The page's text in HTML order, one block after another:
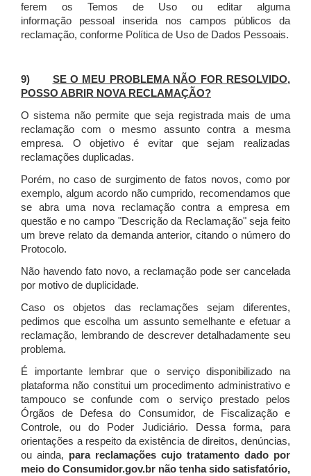
ferem os Temos de Uso ou editar alguma
informação pessoal inserida nos campos públicos da
reclamação, conforme Política de Uso de Dados Pessoais.
9) SE O MEU PROBLEMA NÃO FOR RESOLVIDO,
POSSO ABRIR NOVA RECLAMAÇÃO?
O sistema não permite que seja registrada mais de uma
reclamação com o mesmo assunto contra a mesma
empresa. O objetivo é evitar que sejam realizadas
reclamações duplicadas.
Porém, no caso de surgimento de fatos novos, como por
exemplo, algum acordo não cumprido, recomendamos que
se abra uma nova reclamação contra a empresa em
questão e no campo "Descrição da Reclamação" seja feito
um breve relato da demanda anterior, citando o número do
Protocolo.
Não havendo fato novo, a reclamação pode ser cancelada
por motivo de duplicidade.
Caso os objetos das reclamações sejam diferentes,
pedimos que escolha um assunto semelhante e efetuar a
reclamação, lembrando de descrever detalhadamente seu
problema.
É importante lembrar que o serviço disponibilizado na
plataforma não constitui um procedimento administrativo e
tampouco se confunde com o serviço prestado pelos
Órgãos de Defesa do Consumidor, de Fiscalização e
Controle, ou do Poder Judiciário. Dessa forma, para
orientações a respeito da existência de direitos, denúncias,
ou ainda, para reclamações cujo tratamento dado por
meio do Consumidor.gov.br não tenha sido satisfatório,